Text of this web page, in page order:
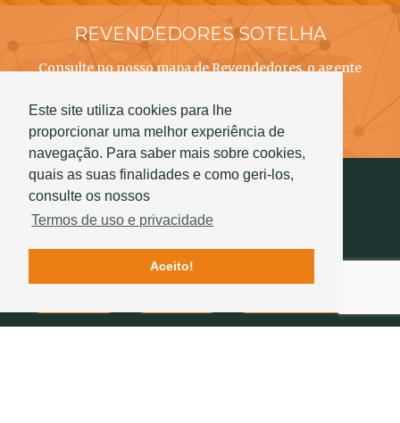
Este site utiliza cookies para lhe
proporcionar uma melhor experiência de
navegação. Para saber mais sobre cookies,
quais as suas finalidades e como geri-los,
consulte os nossos
Termos de uso e privacidade
Aceito!
REVENDEDORES SOTELHA
Consulte no nosso mapa de Revendedores, o agente
Saber mais